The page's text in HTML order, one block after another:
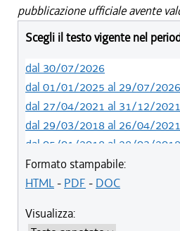
pubblicazione ufficiale avente
Scegli il testo vigente nel
dal 30/07/2026
dal 01/01/2025 al 29/07/2026
dal 27/04/2021 al 31/12/2021
dal 29/03/2018 al 26/04/2021
dal 05/01/2018 al 28/03/2018
dal 01/01/2018 al 04/01/2018
dal 26/10/2017 al 31/12/2017
dal 15/12/2016 al 14/04/2017
Formato stampabile:
HTML- PDF - DOC
Visualizza: